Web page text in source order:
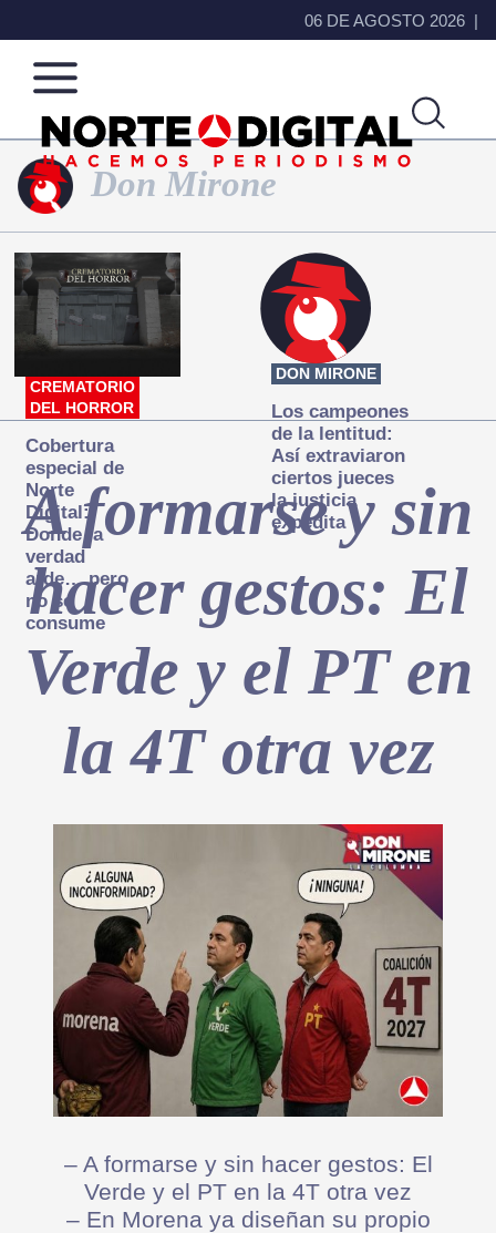
06 DE AGOSTO 2026
Norte
de
Ciudad
Juárez
Más
que
noticias,
hacemos periodismo
Don Mirone
CREMATORIO
DEL HORROR
Cobertura
especial de
Norte
Digital:
Donde la
verdad
arde… pero
no se
consume
DON MIRONE
Los campeones
de la lentitud:
Así extraviaron
ciertos jueces
la justicia
expedita
A formarse y sin
hacer gestos: El
Verde y el PT en
la 4T otra vez
– A formarse y sin hacer gestos: El
Verde y el PT en la 4T otra vez
– En Morena ya diseñan su propio